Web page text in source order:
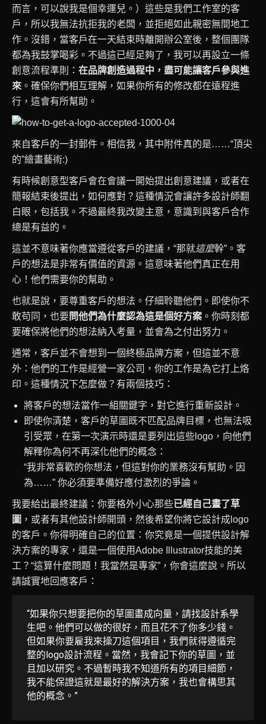
而言，可以說我是個幸運兒。）這些是我們工作室的客
戶，所以我無法抗拒我的老闆，並拒絕如此親密無間地工
作。沒錯，當客戶在一天結束時離開辦公室後，整個團隊
都為我鼓掌喝彩。不過這已經足夠了，我可以再設立一條
創意流程準則： 在品牌創造過程中，盡可能讓客戶參與進
來 。確保你們相互理解，如果你所有的修改都在遠程進
行，這會有所幫助。
來自客戶的一封郵件。相信我，其中附件真的是……“頂尖
的”繪畫藝術:)
有時候創意型客戶會在會議一開始提出創意建議，或者在
簡報結束後提出，如何應對？這種情況會讓許多設計師翻
白眼，包括我。不過最終我改變主意，意識到與客戶合作
總是有益的。
這並不意味著你應當遵從客戶的建議，“那就這麼幹”。客
戶的想法是非常有價值的資源。這意味著他們真正在用
心！他們需要你的幫助。
也就是說，要尊重客戶的想法。仔細聆聽他們。即使你不
敢苟同，也要問他們為什麼認為這是個好方案 。你時刻都
要確保將他們的想法納入考量，並會為之付出努力。
通常，客戶並不會想到一個終極品牌方案，但這並不意
外：他們的工作是經營一家公司，你的工作是為它打上烙
印。這種情況下怎麼做？有兩個技巧：
將客戶的想法當作一組關鍵字，對它進行重新設計。
即使你清楚，客戶的草圖既不匹配品牌目標，也無法吸
引受眾，在第一次演示時還是要列出這些logo，向他們
解釋你為何不再深化他們的概念：
“我非常喜歡的你想法，但這對你的業務沒有幫助。因
為……” 你必須要準備好應付激烈的爭論。
我要給出最終建議：你要格外小心那些已經自己畫了草
圖 ，或者有其他設計師開頭，然後希望你將它設計成logo
的客戶。你得明確自己的位置：你究竟是一個提供設計解
決方案的專家，還是一個使用Adobe Illustrator技能的美
工？“這算什麼問題！我當然是專家”，你會這麼說。所以
請誠實地回應客戶：
“如果你只想要把你的草圖畫成向量，請找設計系學
生吧。他們可以做的很好，而且花不了你多少錢。
但如果你要雇我來操刀這個項目，我們就得遵循完
整的logo設計流程。當然，我會記下你的草圖，並
且加以研究。不過暫時我不知道所有的項目細節，
我不能保證這就是最好的解決方案，我也會構思其
他的概念。”